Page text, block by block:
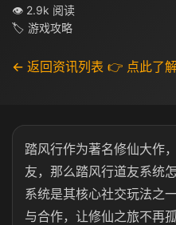
👁 2.9k 阅读
🏷 游戏攻略
← 返回资讯列表 👉 点此了
踏风行作为著名修仙大作
友，那么踏风行道友系统
系统是其核心社交玩法之
与合作，让修仙之旅不再